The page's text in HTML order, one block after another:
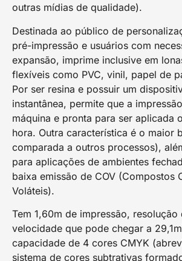
outras mídias de qualidade).
Destinada ao público de
pré-impressão e usuários com
expansão, imprime inclusive em
flexíveis como PVC, vinil, papel de
Por ser resina e possuir um
instantânea, permite que a
máquina e pronta para ser aplicada
hora. Outra característica é o maior
comparada a outros processos),
para aplicações de ambientes
baixa emissão de COV (Compostos
Voláteis).
Tem 1,60m de impressão, resolução
velocidade que pode chegar a 29,1m
capacidade de 4 cores CMYK
sistema de cores subtrativas